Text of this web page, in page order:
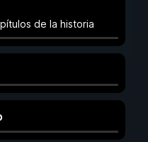
de la historia